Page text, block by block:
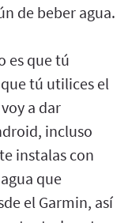
de beber agua.
es que tú
tú utilices el
a dar
incluso
instalas con
que
el Garmin, así